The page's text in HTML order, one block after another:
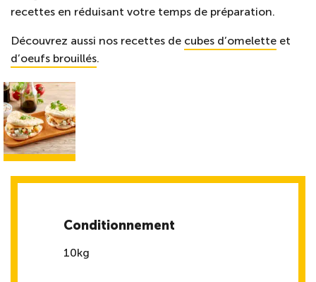
recettes en réduisant votre temps de préparation.
Découvrez aussi nos recettes de cubes d’omelette et
d’oeufs brouillés.
Conditionnement
10kg